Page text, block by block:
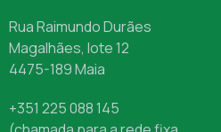
Rua Raimundo Durães
Magalhães, lote 12
4475-189 Maia
+351 225 088 145